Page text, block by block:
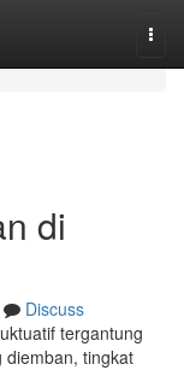
di
Discuss
tergantung
diemban, tingkat